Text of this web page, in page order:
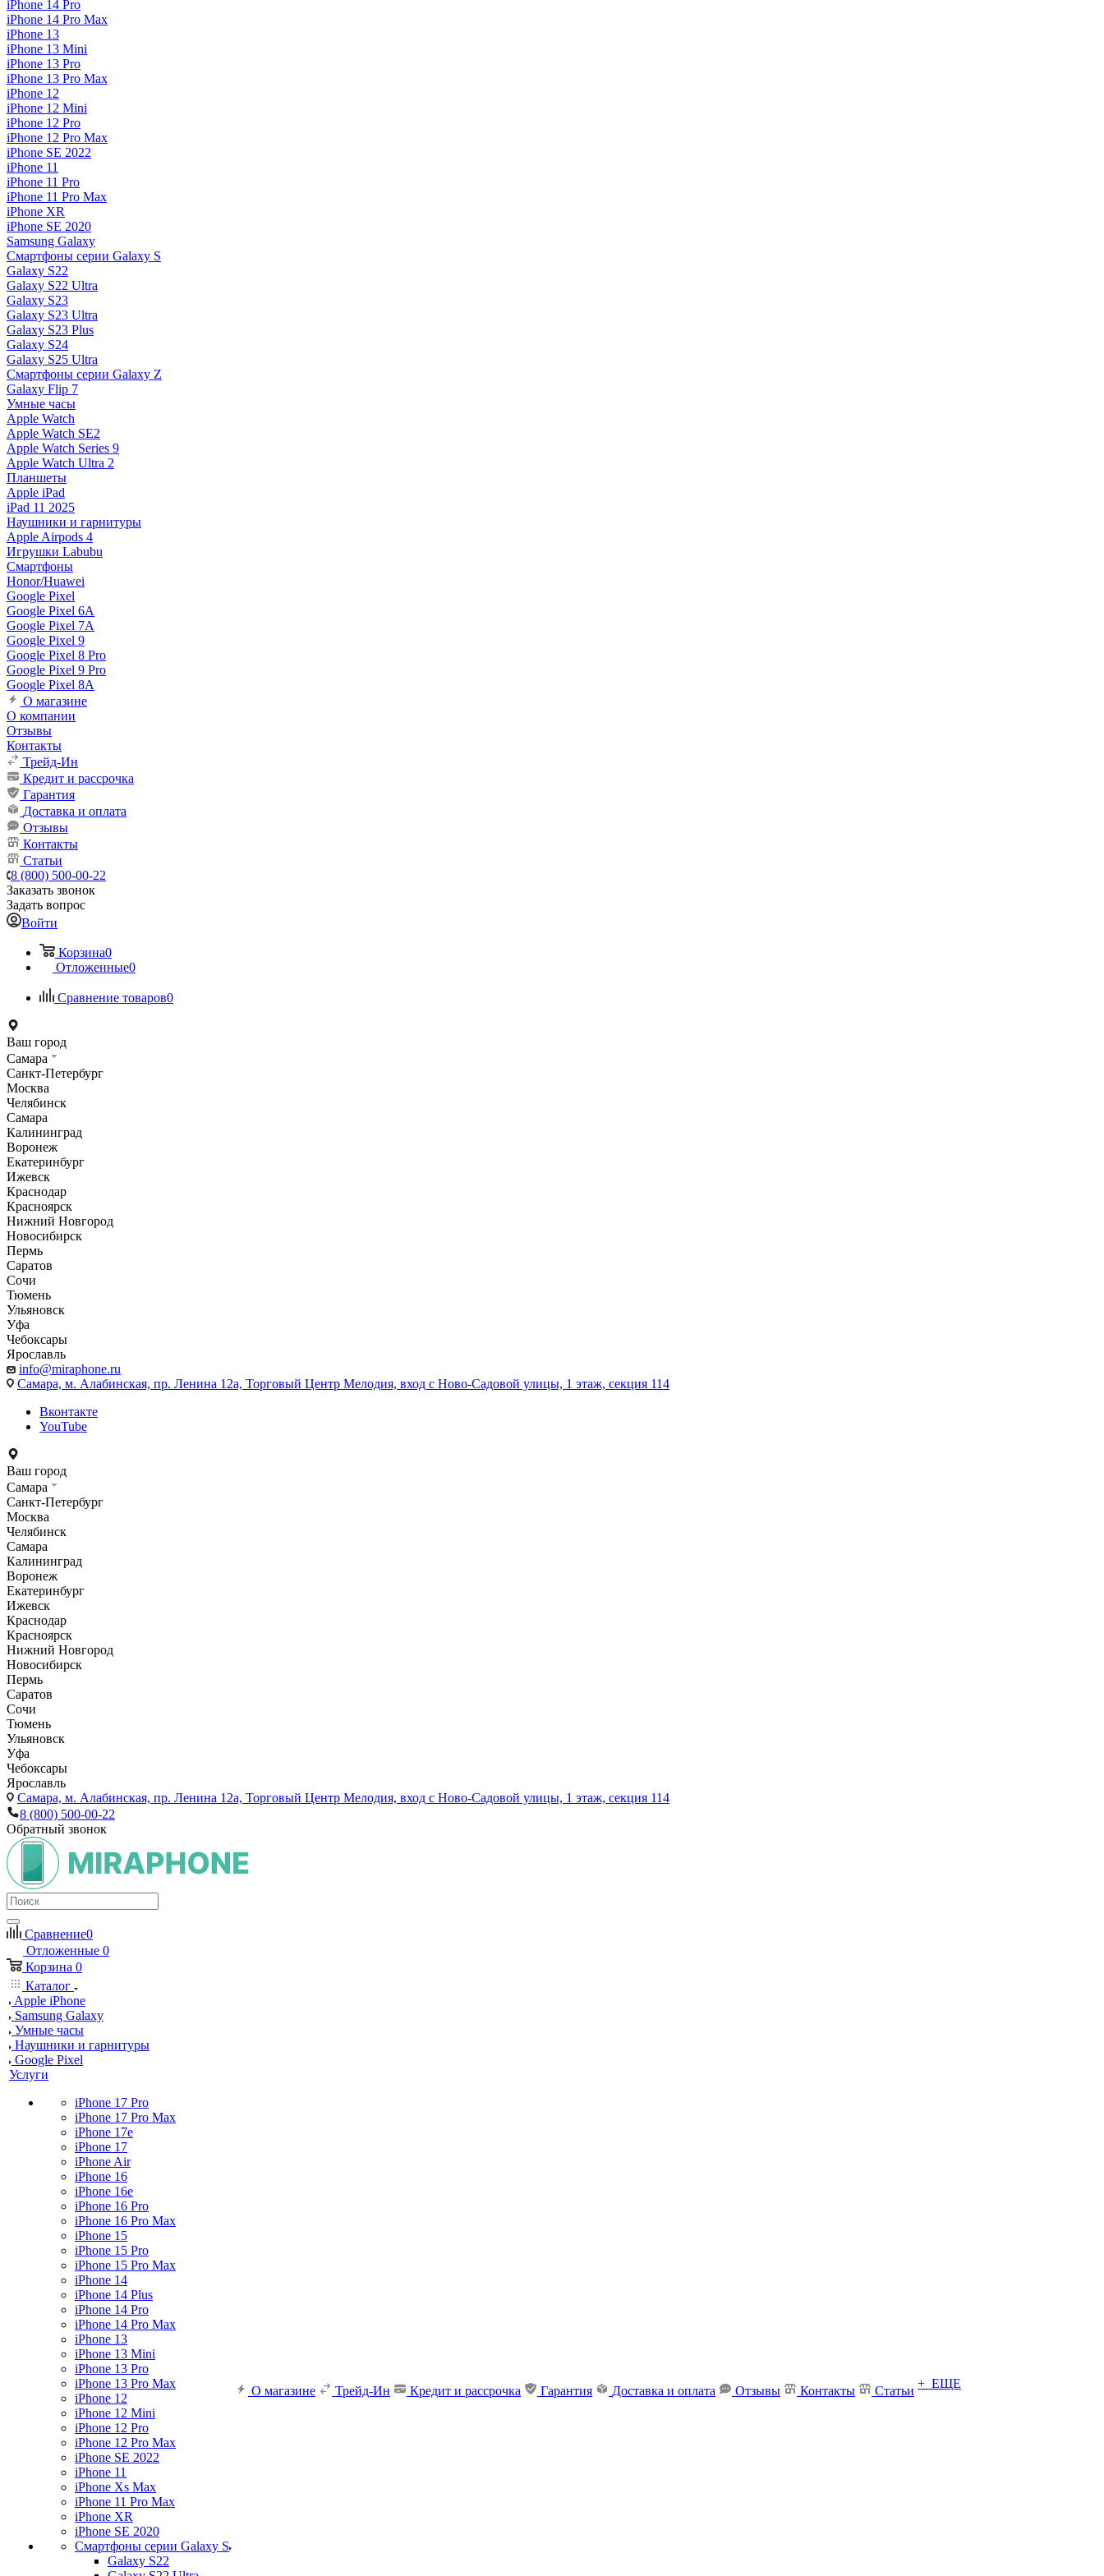
iPhone 14 Pro
iPhone 14 Pro Max
iPhone 13
iPhone 13 Mini
iPhone 13 Pro
iPhone 13 Pro Max
iPhone 12
iPhone 12 Mini
iPhone 12 Pro
iPhone 12 Pro Max
iPhone SE 2022
iPhone 11
iPhone 11 Pro
iPhone 11 Pro Max
iPhone XR
iPhone SE 2020
Samsung Galaxy
Смартфоны серии Galaxy S
Galaxy S22
Galaxy S22 Ultra
Galaxy S23
Galaxy S23 Ultra
Galaxy S23 Plus
Galaxy S24
Galaxy S25 Ultra
Смартфоны серии Galaxy Z
Galaxy Flip 7
Умные часы
Apple Watch
Apple Watch SE2
Apple Watch Series 9
Apple Watch Ultra 2
Планшеты
Apple iPad
iPad 11 2025
Наушники и гарнитуры
Apple Airpods 4
Игрушки Labubu
Смартфоны
Honor/Huawei
Google Pixel
Google Pixel 6A
Google Pixel 7А
Google Pixel 9
Google Pixel 8 Pro
Google Pixel 9 Pro
Google Pixel 8A
О магазине
О компании
Отзывы
Контакты
Трейд-Ин
Кредит и рассрочка
Гарантия
Доставка и оплата
Отзывы
Контакты
Статьи
8 (800) 500-00-22
Заказать звонок
Задать вопрос
Войти
Корзина0
Отложенные0
Сравнение товаров0
Ваш город
Самара
Санкт-Петербург
Москва
Челябинск
Самара
Калининград
Воронеж
Екатеринбург
Ижевск
Краснодар
Красноярск
Нижний Новгород
Новосибирск
Пермь
Саратов
Сочи
Тюмень
Ульяновск
Уфа
Чебоксары
Ярославль
info@miraphone.ru
Самара, м. Алабинская, пр. Ленина 12а, Торговый Центр Мелодия, вход с Ново-Садовой улицы, 1 этаж, секция 114
Вконтакте
YouTube
Ваш город
Самара
Санкт-Петербург
Москва
Челябинск
Самара
Калининград
Воронеж
Екатеринбург
Ижевск
Краснодар
Красноярск
Нижний Новгород
Новосибирск
Пермь
Саратов
Сочи
Тюмень
Ульяновск
Уфа
Чебоксары
Ярославль
Самара, м. Алабинская, пр. Ленина 12а, Торговый Центр Мелодия, вход с Ново-Садовой улицы, 1 этаж, секция 114
8 (800) 500-00-22
Обратный звонок
Сравнение0
Отложенные 0
Корзина 0
Каталог
Apple iPhone
Samsung Galaxy
Умные часы
Наушники и гарнитуры
Google Pixel
Услуги
iPhone 17 Pro
iPhone 17 Pro Max
iPhone 17e
iPhone 17
iPhone Air
iPhone 16
iPhone 16e
iPhone 16 Pro
iPhone 16 Pro Max
iPhone 15
iPhone 15 Pro
iPhone 15 Pro Max
iPhone 14
iPhone 14 Plus
iPhone 14 Pro
iPhone 14 Pro Max
iPhone 13
iPhone 13 Mini
iPhone 13 Pro
iPhone 13 Pro Max
iPhone 12
iPhone 12 Mini
iPhone 12 Pro
iPhone 12 Pro Max
iPhone SE 2022
iPhone 11
iPhone Xs Max
iPhone 11 Pro Max
iPhone XR
iPhone SE 2020
Смартфоны серии Galaxy S
Galaxy S22
О магазине Трейд-Ин Кредит и рассрочка Гарантия Доставка и оплата Отзывы Контакты Статьи
+ ЕЩЕ